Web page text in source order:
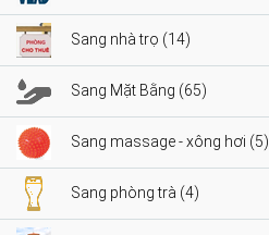
Sang nhà trọ (14)
Sang Mặt Bằng (65)
Sang massage - xông hơi (5)
Sang phòng trà (4)